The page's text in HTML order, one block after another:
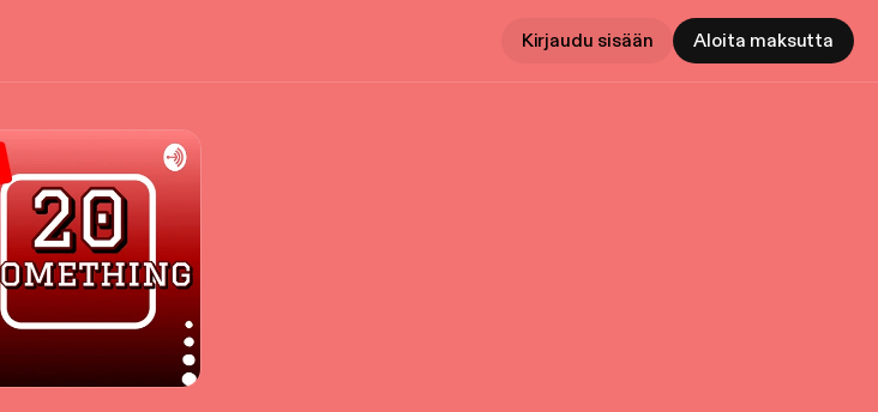
Kirjaudu sisään Aloita maksutta